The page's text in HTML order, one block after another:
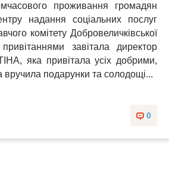
проживання громадян
надання соціальних послуг
комітету Добровеличківської
завітала директор
яка привітала усіх добрими,
подарунки та солодощі...
0